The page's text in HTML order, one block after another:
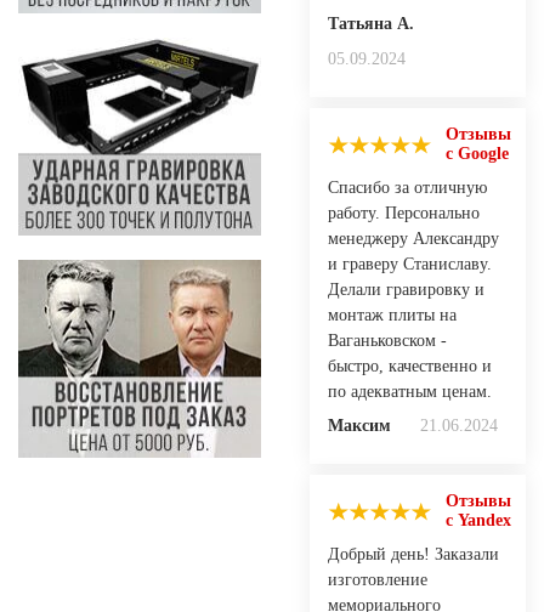
Татьяна А.
05.09.2024
Отзывы
с Google
Спасибо за отличную
работу. Персонально
менеджеру Александру
и граверу Станиславу.
Делали гравировку и
монтаж плиты на
Ваганьковском -
быстро, качественно и
по адекватным ценам.
Максим
21.06.2024
Отзывы
с Yandex
Добрый день! Заказали
изготовление
мемориального